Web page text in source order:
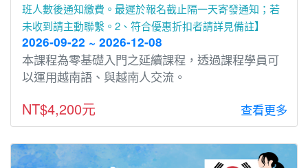
班人數後通知繳費。最遲於報名截止隔一天寄發通知；若
未收到請主動聯繫。2、符合優惠折扣者請詳見備註】
2026-09-22 ~ 2026-12-08
本課程為零基礎入⾨之延續課程，透過課程學員可
以運⽤越南語、與越南⼈交流。
NT$4,200元 查看更多